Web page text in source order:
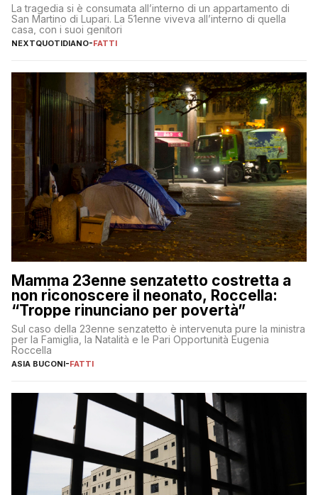
La tragedia si è consumata all’interno di un appartamento di
San Martino di Lupari. La 51enne viveva all’interno di quella
casa, con i suoi genitori
NEXTQUOTIDIANO-FATTI
Mamma 23enne senzatetto costretta a
non riconoscere il neonato, Roccella:
“Troppe rinunciano per povertà”
Sul caso della 23enne senzatetto è intervenuta pure la ministra
per la Famiglia, la Natalità e le Pari Opportunità Eugenia
Roccella
ASIA BUCONI-FATTI